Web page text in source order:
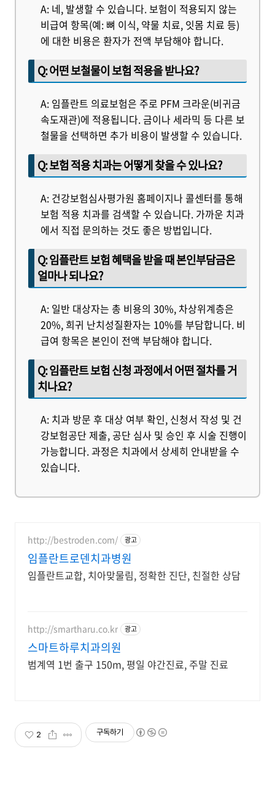
A: 네, 발생할 수 있습니다. 보험이 적용되지 않는
비급여 항목(예: 뼈 이식, 약물 치료, 잇몸 치료 등)
에 대한 비용은 환자가 전액 부담해야 합니다.
Q: 어떤 보철물이 보험 적용을 받나요?
A: 임플란트 의료보험은 주로 PFM 크라운(비귀금
속도재관)에 적용됩니다. 금이나 세라믹 등 다른 보
철물을 선택하면 추가 비용이 발생할 수 있습니다.
Q: 보험 적용 치과는 어떻게 찾을 수 있나요?
A: 건강보험심사평가원 홈페이지나 콜센터를 통해
보험 적용 치과를 검색할 수 있습니다. 가까운 치과
에서 직접 문의하는 것도 좋은 방법입니다.
Q: 임플란트 보험 혜택을 받을 때 본인부담금은
얼마나 되나요?
A: 일반 대상자는 총 비용의 30%, 차상위계층은
20%, 희귀 난치성질환자는 10%를 부담합니다. 비
급여 항목은 본인이 전액 부담해야 합니다.
Q: 임플란트 보험 신청 과정에서 어떤 절차를 거
치나요?
A: 치과 방문 후 대상 여부 확인, 신청서 작성 및 건
강보험공단 제출, 공단 심사 및 승인 후 시술 진행이
가능합니다. 과정은 치과에서 상세히 안내받을 수
있습니다.
http://bestroden.com/ 광고
임플란트로덴치과병원
임플란트교합, 치아맞물림, 정확한 진단, 친절한 상담
http://smartharu.co.kr 광고
스마트하루치과의원
범계역 1번 출구 150m, 평일 야간진료, 주말 진료
2 구독하기